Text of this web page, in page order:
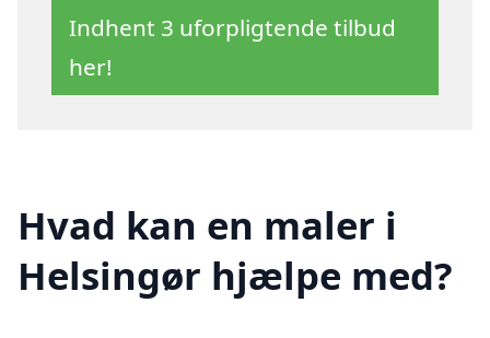
Indhent 3 uforpligtende tilbud
her!
Hvad kan en maler i
Helsingør hjælpe med?